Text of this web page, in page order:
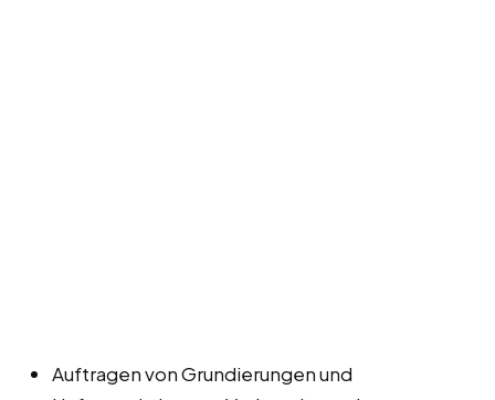
Auftragen von Grundierungen und